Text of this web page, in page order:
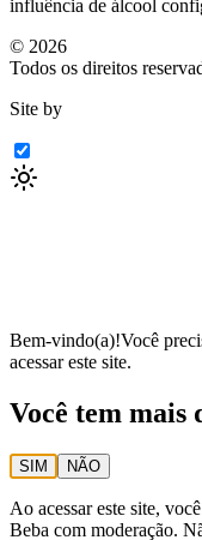
influência de álcool
© 2026
Todos os direitos
Site by
Bem-vindo(a)!Você
acessar este site.
Você tem mais
SIM NÃO
Ao acessar este site,
Beba com moderação.